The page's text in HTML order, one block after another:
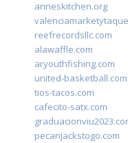
anneskitchen.org
reefrecordsllc.com
alawaffle.com
aryouthfishing.com
united-basketball.com
tios-tacos.com
cafecito-satx.com
pecanjackstogo.com